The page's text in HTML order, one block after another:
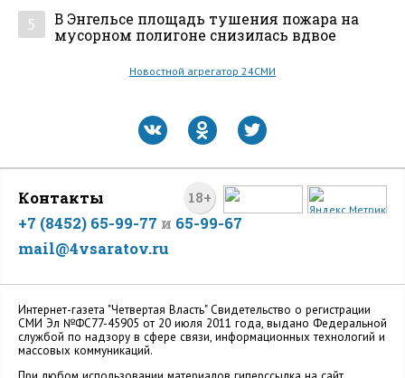
5
В Энгельсе площадь тушения пожара на
мусорном полигоне снизилась вдвое
Новостной агрегатор 24СМИ
18+
Контакты
+7 (8452) 65-99-77 и 65-99-67
mail@4vsaratov.ru
Интернет-газета "Четвертая Власть" Cвидетельство о регистрации
СМИ Эл №ФС77-45905 от 20 июля 2011 года, выдано Федеральной
службой по надзору в сфере связи, информационных технологий и
массовых коммуникаций.